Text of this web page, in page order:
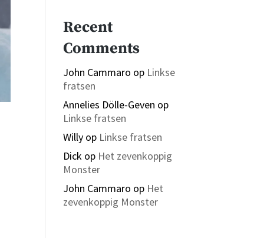
Recent
Comments
John Cammaro op Linkse
fratsen
Annelies Dölle-Geven op
Linkse fratsen
Willy op Linkse fratsen
Dick op Het zevenkoppig
Monster
John Cammaro op Het
zevenkoppig Monster